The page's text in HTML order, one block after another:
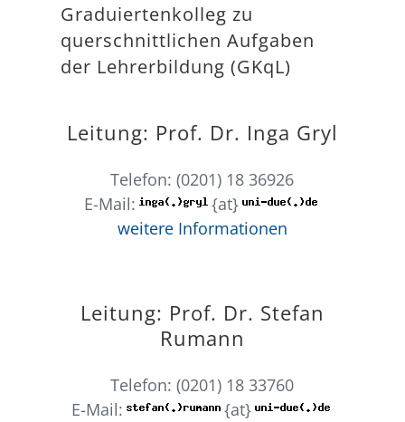
Graduiertenkolleg zu
querschnittlichen Aufgaben
der Lehrerbildung (GKqL)
Leitung: Prof. Dr. Inga Gryl
Telefon: (0201) 18 36926
E-Mail:
{at}
weitere Informationen
Leitung: Prof. Dr. Stefan
Rumann
Telefon: (0201) 18 33760
E-Mail:
{at}